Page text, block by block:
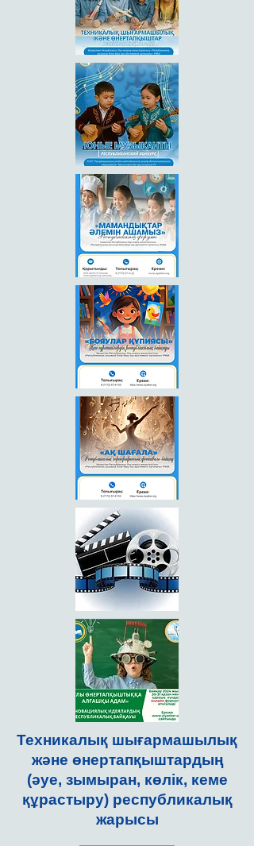
Техникалық шығармашылық
және өнертапқыштардың
(әуе, зымыран, көлік, кеме
құрастыру) республикалық
жарысы